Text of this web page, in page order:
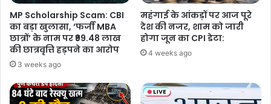
सरकार कब करेगी पहल? 17वें दिन भी जारी
सोनम वांगचुक का अनशन, लगातार बिगड़
रही सेहत
दरभंगा AIIMS का ‘गेट’ क्यों बना देशभर में चर्चा
MP Scholarship Scam: CBI
का बड़ा खुलासा, ‘फर्जी MBA
छात्रों’ के नाम पर ₹99.48 लाख
की छात्रवृत्ति हड़पने का आरोप
3 weeks ago
महंगाई के आंकड़ों पर आज पूरे
देश की नजर, शाम को जारी
होगा जून का CPI डेटा:
4 weeks ago